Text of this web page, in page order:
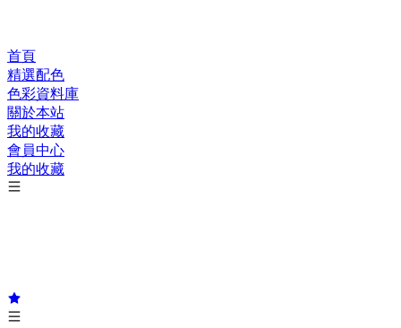
首頁
精選配色
色彩資料庫
關於本站
我的收藏
會員中心
我的收藏